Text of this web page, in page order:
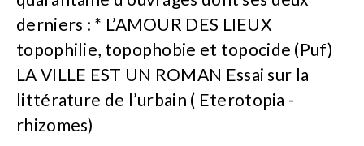
derniers : * L’AMOUR DES LIEUX
topophilie, topophobie et topocide (Puf)
LA VILLE EST UN ROMAN Essai sur la
littérature de l’urbain ( Eterotopia -
rhizomes)